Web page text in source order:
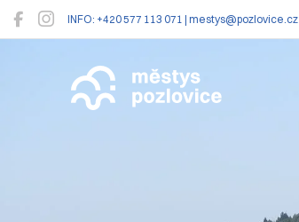
INFO: +420 577 113 071 | mestys@pozlovice.cz
Pozlovice